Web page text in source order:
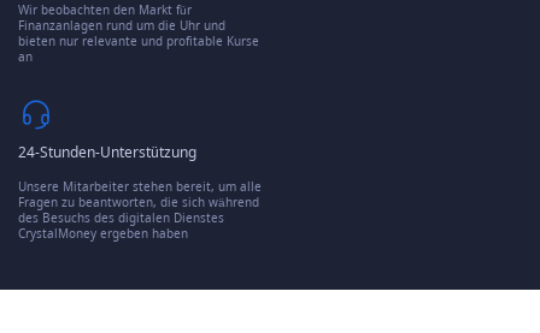
Wir beobachten den Markt für
Finanzanlagen rund um die Uhr und
bieten nur relevante und profitable Kurse
an
24-Stunden-Unterstützung
Unsere Mitarbeiter stehen bereit, um alle
Fragen zu beantworten, die sich während
des Besuchs des digitalen Dienstes
CrystalMoney ergeben haben